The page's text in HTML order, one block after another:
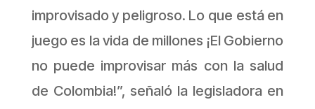
improvisado y peligroso. Lo que está en
juego es la vida de millones ¡El Gobierno
no puede improvisar más con la salud
de Colombia!”, señaló la legisladora en